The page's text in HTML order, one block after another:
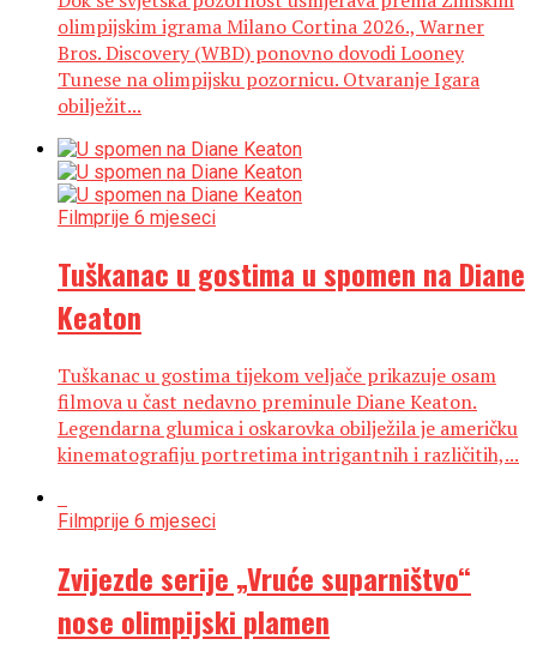
olimpijskim igrama Milano Cortina 2026., Warner
Bros. Discovery (WBD) ponovno dovodi Looney
Tunese na olimpijsku pozornicu. Otvaranje Igara
obilježit...
Filmprije 6 mjeseci
Tuškanac u gostima u spomen na Diane
Keaton
Tuškanac u gostima tijekom veljače prikazuje osam
filmova u čast nedavno preminule Diane Keaton.
Legendarna glumica i oskarovka obilježila je američku
kinematografiju portretima intrigantnih i različitih,...
Filmprije 6 mjeseci
Zvijezde serije „Vruće suparništvo“
nose olimpijski plamen